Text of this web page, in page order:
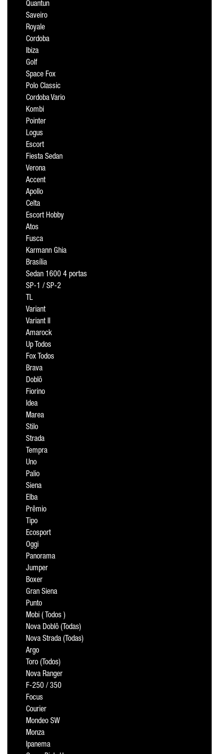
Quantun
Saveiro
Royale
Cordoba
Ibiza
Golf
Space Fox
Polo Classic
Cordoba Vario
Kombi
Pointer
Logus
Escort
Fiesta Sedan
Verona
Accent
Apollo
Celta
Escort Hobby
Atos
Fusca
Karmann Ghia
Brasília
Sedan 1600 4 portas
SP-1 / SP-2
TL
Variant
Variant II
Amarock
Up Todos
Fox Todos
Brava
Doblô
Fiorino
Idea
Marea
Stilo
Strada
Tempra
Uno
Palio
Siena
Elba
Prêmio
Tipo
Ecosport
Oggi
Panorama
Jumper
Boxer
Gran Siena
Punto
Mobi ( Todos )
Nova Doblô (Todas)
Nova Strada (Todas)
Argo
Toro (Todos)
Nova Ranger
F-250 / 350
Focus
Courier
Mondeo SW
Monza
Ipanema